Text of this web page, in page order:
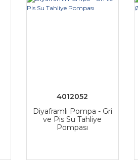
4012052
Diyaframlı Pompa - Gri
ve Pis Su Tahliye
Pompası